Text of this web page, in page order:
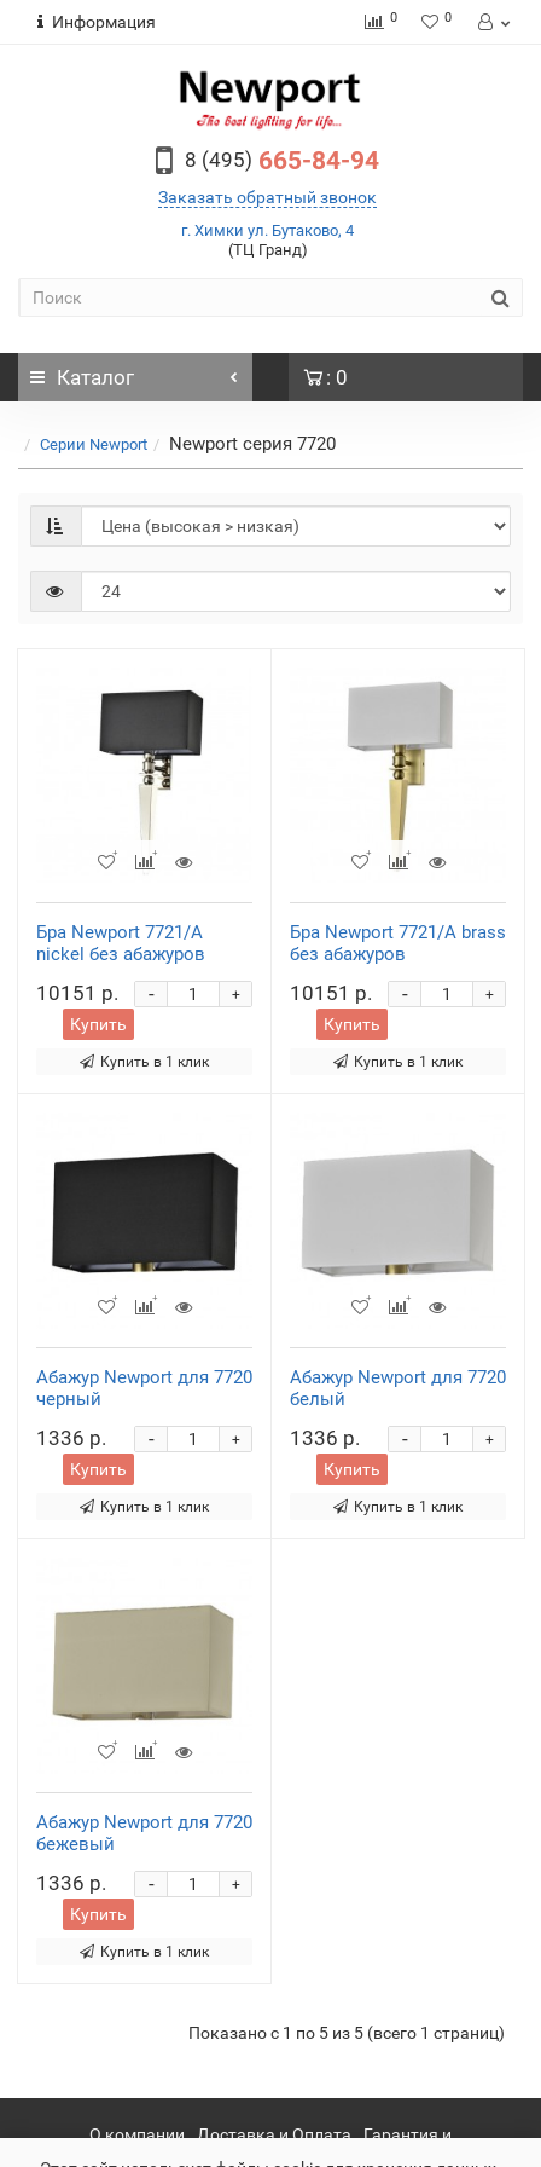
Информация 0 0
8 (495) 665-84-94
Заказать обратный звонок
г. Химки ул. Бутаково, 4
(ТЦ Гранд)
Каталог : 0
Серии Newport Newport серия 7720
Бра Newport 7721/A
nickel без абажуров
10151 р. +
-
Купить
Купить в 1 клик
Бра Newport 7721/A brass
без абажуров
10151 р. +
-
Купить
Купить в 1 клик
Абажур Newport для 7720
черный
1336 р. +
-
Купить
Купить в 1 клик
Абажур Newport для 7720
белый
1336 р. +
-
Купить
Купить в 1 клик
Абажур Newport для 7720
бежевый
1336 р. +
-
Купить
Купить в 1 клик
Показано с 1 по 5 из 5 (всего 1 страниц)
О компании Доставка и Оплата
Гарантия и
сервис
Политика конфиденциальности